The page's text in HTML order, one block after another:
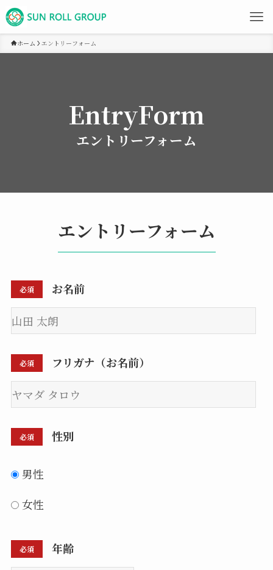
ホーム エントリーフォーム
EntryForm
エントリーフォーム
エントリーフォーム
必須 お名前
必須 フリガナ（お名前）
必須 性別
男性
女性
必須 年齢